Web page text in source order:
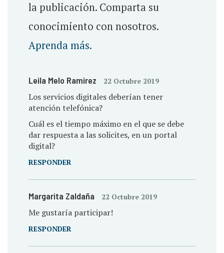
la publicación. Comparta su
conocimiento con nosotros.
Aprenda más.
Leila Melo Ramirez 22 Octubre 2019
Los servicios digitales deberían tener
atención telefónica?
Cuál es el tiempo máximo en el que se debe
dar respuesta a las solicites, en un portal
digital?
RESPONDER
Margarita Zaldaña 22 Octubre 2019
Me gustaría participar!
RESPONDER